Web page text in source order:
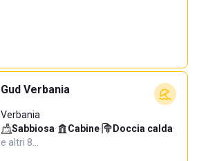
Gud Verbania
Verbania
Sabbiosa· Cabine· Doccia calda·
e altri 8…